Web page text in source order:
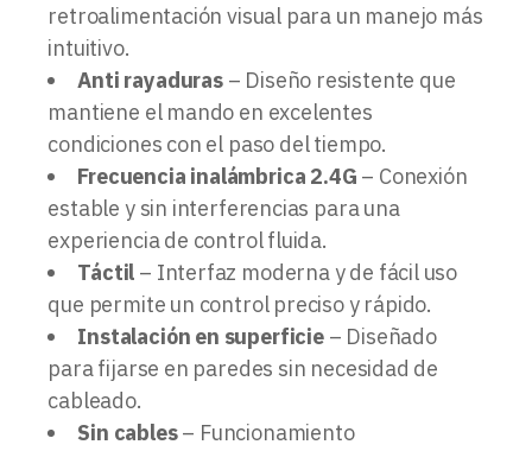
retroalimentación visual para un manejo más
intuitivo.
Anti rayaduras– Diseño resistente que
mantiene el mando en excelentes
condiciones con el paso del tiempo.
Frecuencia inalámbrica 2.4G – Conexión
estable y sin interferencias para una
experiencia de control fluida.
Táctil – Interfaz moderna y de fácil uso
que permite un control preciso y rápido.
Instalación en superficie– Diseñado
para fijarse en paredes sin necesidad de
cableado.
Sin cables– Funcionamiento